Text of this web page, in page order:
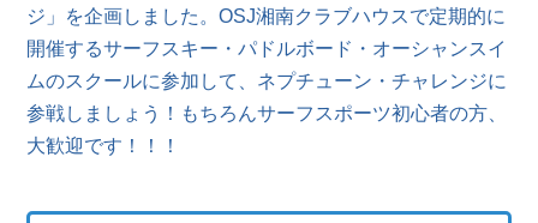
ジ」を企画しました。OSJ湘南クラブハウスで定期的に
開催するサーフスキー・パドルボード・オーシャンスイ
ムのスクールに参加して、ネプチューン・チャレンジに
参戦しましょう！もちろんサーフスポーツ初心者の方、
大歓迎です！！！